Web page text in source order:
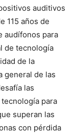
auditivos
115 años de
audífonos para
de tecnología
de la
general de las
las
para
superan las
con pérdida